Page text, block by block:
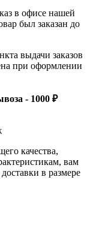
в офисе нашей
был заказан до
выдачи заказов
при оформлении
- 1000 ₽
качества,
вам
в размере